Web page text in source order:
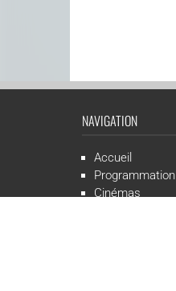
NAVIGATION
Accueil
Programmation
Cinémas